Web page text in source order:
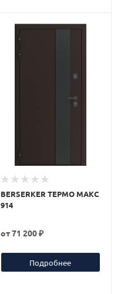
BERSERKER ТЕРМО МАКС
914
от71 200 ₽
Подробнее